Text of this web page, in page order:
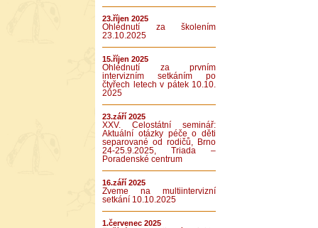
23.říjen 2025
Ohlédnutí za školením
23.10.2025
15.říjen 2025
Ohlédnutí za prvním
intervizním setkáním po
čtyřech letech v pátek 10.10.
2025
23.září 2025
XXV. Celostátní seminář:
Aktuální otázky péče o děti
separované od rodičů, Brno
24-25.9.2025, Triada –
Poradenské centrum
16.září 2025
Zveme na multiintervizní
setkání 10.10.2025
1.červenec 2025